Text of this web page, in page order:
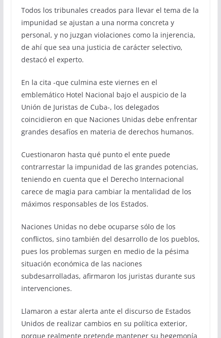
Todos los tribunales creados para llevar el tema de la
impunidad se ajustan a una norma concreta y
personal, y no juzgan violaciones como la injerencia,
de ahí que sea una justicia de carácter selectivo,
destacó el experto.
En la cita -que culmina este viernes en el
emblemático Hotel Nacional bajo el auspicio de la
Unión de Juristas de Cuba-, los delegados
coincidieron en que Naciones Unidas debe enfrentar
grandes desafíos en materia de derechos humanos.
Cuestionaron hasta qué punto el ente puede
contrarrestar la impunidad de las grandes potencias,
teniendo en cuenta que el Derecho Internacional
carece de magia para cambiar la mentalidad de los
máximos responsables de los Estados.
Naciones Unidas no debe ocuparse sólo de los
conflictos, sino también del desarrollo de los pueblos,
pues los problemas surgen en medio de la pésima
situación económica de las naciones
subdesarrolladas, afirmaron los juristas durante sus
intervenciones.
Llamaron a estar alerta ante el discurso de Estados
Unidos de realizar cambios en su política exterior,
porque realmente pretende mantener su hegemonía